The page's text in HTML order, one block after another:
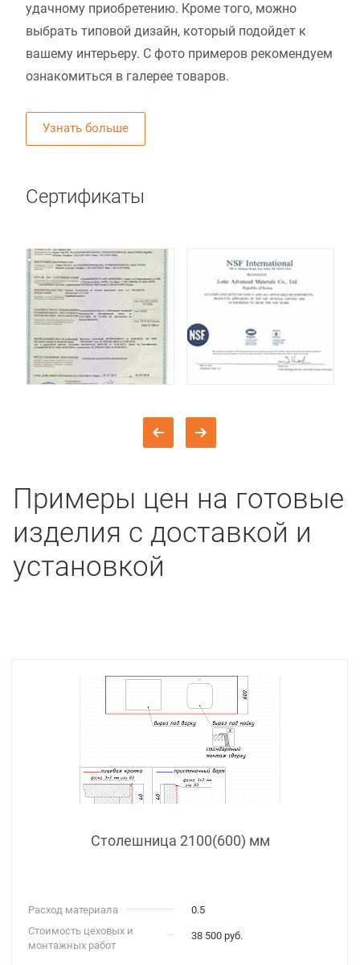
удачному приобретению. Кроме того, можно
выбрать типовой дизайн, который подойдет к
вашему интерьеру. С фото примеров рекомендуем
ознакомиться в галерее товаров.
Узнать больше
Сертификаты
Примеры цен на готовые
изделия с доставкой и
установкой
Столешница 2100(600) мм
Расход материала
0.5
Стоимость цеховых и
монтажных работ
38 500 руб.